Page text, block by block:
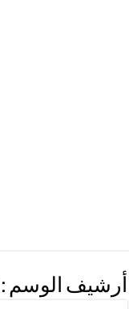
أرشيف الوسم :